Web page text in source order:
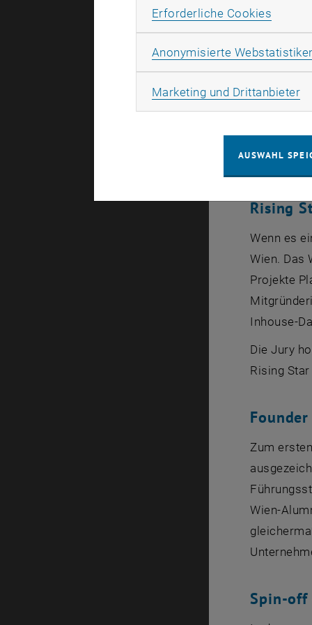
Scale-up
Alumnus
Rising
Wenn es
Wien. Das
Projekte
Inhouse-
Die Jury
Rising Star
Zum
Wien-
Spin-off
Erforderliche Cookies
Anonymisierte
Marketing und Drittanbieter
AUSWAHL